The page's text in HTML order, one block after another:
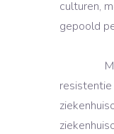
culturen,
gepoold